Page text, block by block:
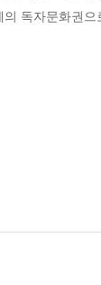
독자문화권